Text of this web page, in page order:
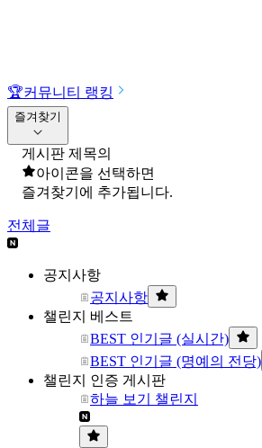
🏆커뮤니티 랭킹
즐겨찾기
게시판 제목의
아이콘을 선택하면
즐겨찾기에 추가됩니다.
전체글
공지사항
공지사항
챌린지 베스트
BEST 인기글 (실시간)
BEST 인기글 (명예의 전당)
챌린지 인증 게시판
하늘 보기 챌린지